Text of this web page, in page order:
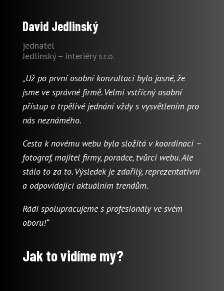
David Jedlinský
jednatel
Jedlinský – interiéry s.r.o.
„Už po první osobní konzultaci bylo jasné, že
jsme ve správné firmě. Velmi vstřícný osobní
přístup a trpělivé jednání vždy s vysvětlením pro
nás neznámého.
Cesta k novému webu byla složitá v koordinaci –
fotograf, majitel firmy, poradce, tvůrci webu. Ale
stálo to za to. Výsledek je zdařilý, reprezentativní
a odpovídající aktuálním trendům.
Rádi spolupracujeme s profesionály ve svém
oboru!“
Jak to vidíme my?